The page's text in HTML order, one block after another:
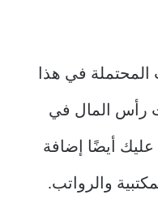
المحتملة في هذا
رأس المال في
أيضًا إضافة
والرواتب.